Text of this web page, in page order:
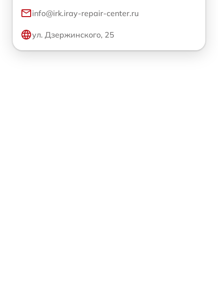
info@irk.iray-repair-center.ru
ул. Дзержинского, 25